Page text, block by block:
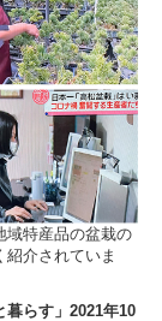
域特産品の盆栽の
介されていま
らす」2021年10